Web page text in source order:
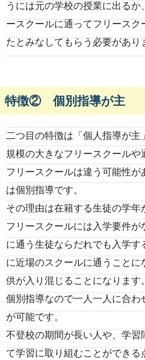
うには元の学校の授業に出るか
ースクールに通ってフリースク
たとみなしてもらう必要があり
特徴② 個別指導が主
二つ目の特徴は「個人指導が主
規模の大きなフリースクールや
フリースクールは違う可能性
は個別指導です。
その理由は在籍する生徒の学年
フリースクールには入学要件
に通う生徒ならだれでも入学
に近場のスクールに通うこと
供が入り混じることになります。
個別指導なので一人一人に合わ
が可能です。
不登校の期間が長い人や、学習
て学習に取り組むことができる